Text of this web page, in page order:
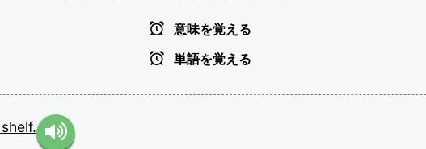
意味を覚える
単語を覚える
shelf.